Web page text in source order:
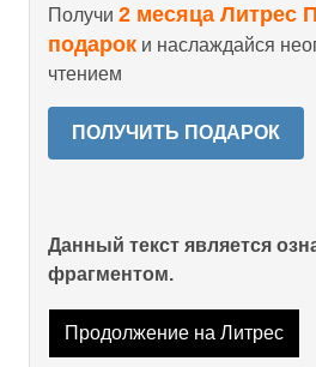
Получи 2 месяца Литрес
подарок и наслаждайся
чтением
ПОЛУЧИТЬ ПОДАРОК
Данный текст является
фрагментом.
Продолжение на Литрес